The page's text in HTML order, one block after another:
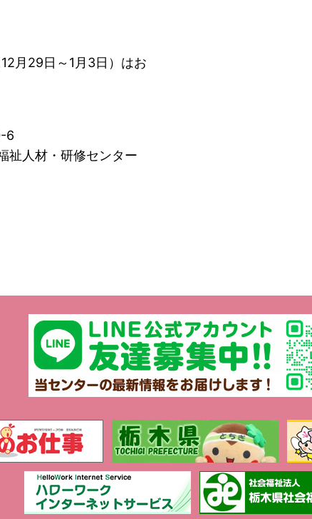
月29日～1月3日）はお
6
祉人材・研修センター